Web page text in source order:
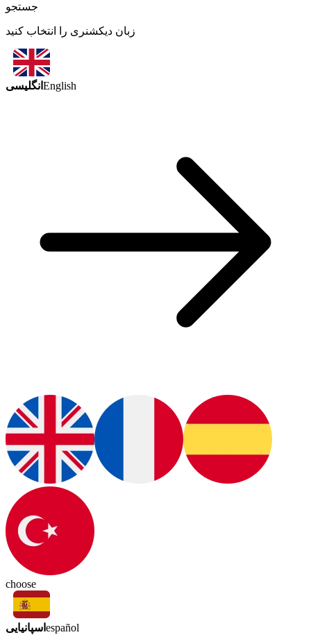
جستجو
زبان دیکشنری را انتخاب کنید
انگلیسی English
choose
اسپانیایی español